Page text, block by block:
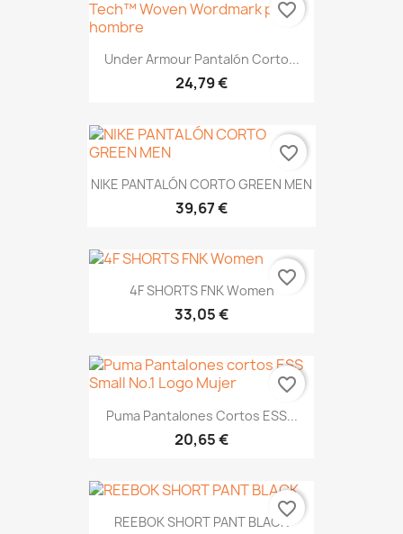
Under Armour Pantalón Corto...
24,79 €
favorite_border
NIKE PANTALÓN CORTO GREEN MEN
39,67 €
favorite_border
4F SHORTS FNK Women
33,05 €
favorite_border
Puma Pantalones Cortos ESS...
20,65 €
favorite_border
REEBOK SHORT PANT BLACK
favorite_border